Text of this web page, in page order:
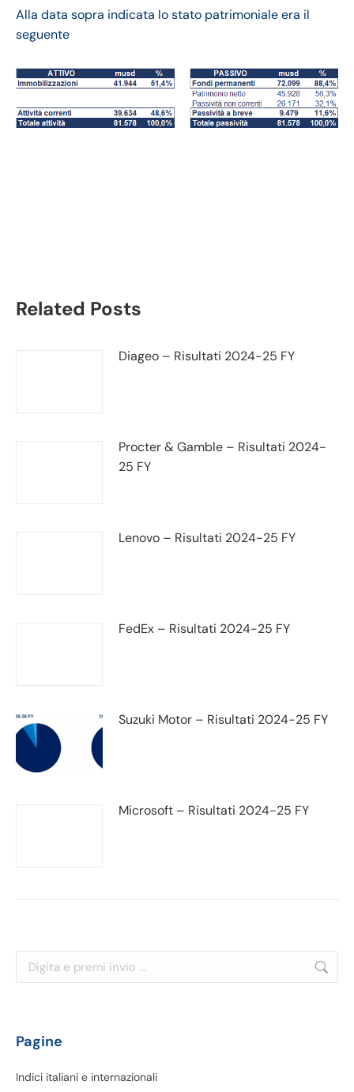
Alla data sopra indicata lo stato patrimoniale era il
seguente
Related Posts
Diageo – Risultati 2024-25 FY
Procter & Gamble – Risultati 2024-
25 FY
Lenovo – Risultati 2024-25 FY
FedEx – Risultati 2024-25 FY
Suzuki Motor – Risultati 2024-25 FY
Microsoft – Risultati 2024-25 FY
Cerca:
Pagine
Indici italiani e internazionali